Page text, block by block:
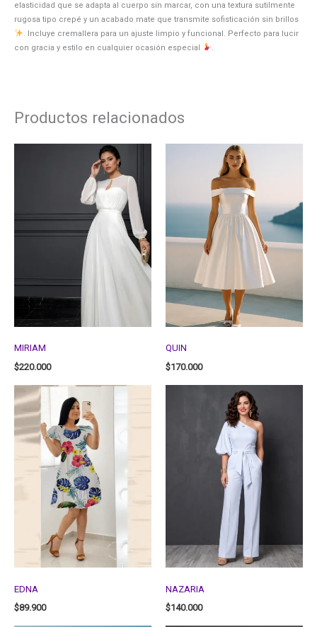
elasticidad que se adapta al cuerpo sin marcar, con una textura sutilmente
rugosa tipo crepé y un acabado mate que transmite sofisticación sin brillos
. Incluye cremallera para un ajuste limpio y funcional. Perfecto para lucir
con gracia y estilo en cualquier ocasión especial
.
Productos relacionados
MIRIAM
$220.000
QUIN
$170.000
EDNA
$89.900
NAZARIA
$140.000